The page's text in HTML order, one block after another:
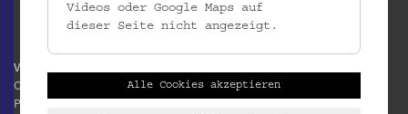
Volkskundemuseum Wien
Otto Wagner Areal
Pavillon 1
Videos oder Google Maps auf
dieser Seite nicht angezeigt.
Alle Cookies akzeptieren